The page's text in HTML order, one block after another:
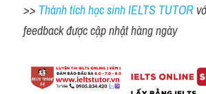
>> Thành tích học sinh IELTS TUTOR
feedback được cập nhật hàng ngày